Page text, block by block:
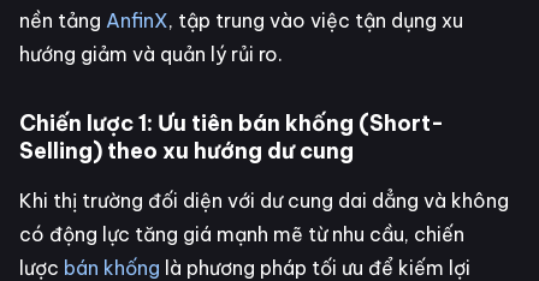
nền tảng AnfinX, tập trung vào việc tận dụng xu
hướng giảm và quản lý rủi ro.
Chiến lược 1: Ưu tiên bán khống (Short-
Selling) theo xu hướng dư cung
Khi thị trường đối diện với dư cung dai dẳng và không
có động lực tăng giá mạnh mẽ từ nhu cầu, chiến
lược bán khống là phương pháp tối ưu để kiếm lợi